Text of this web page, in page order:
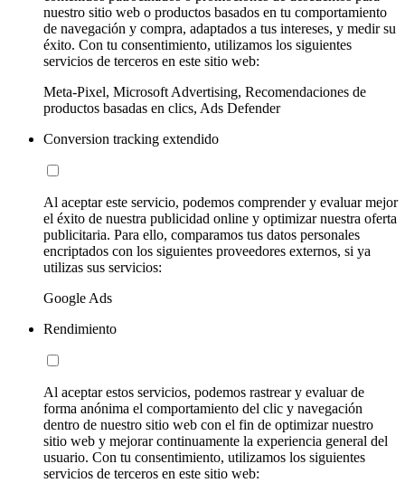
nuestro sitio web o productos basados en tu comportamiento
de navegación y compra, adaptados a tus intereses, y medir su
éxito. Con tu consentimiento, utilizamos los siguientes
servicios de terceros en este sitio web:
Meta-Pixel, Microsoft Advertising, Recomendaciones de
productos basadas en clics, Ads Defender
Conversion tracking extendido
Al aceptar este servicio, podemos comprender y evaluar mejor
el éxito de nuestra publicidad online y optimizar nuestra oferta
publicitaria. Para ello, comparamos tus datos personales
encriptados con los siguientes proveedores externos, si ya
utilizas sus servicios:
Google Ads
Rendimiento
Al aceptar estos servicios, podemos rastrear y evaluar de
forma anónima el comportamiento del clic y navegación
dentro de nuestro sitio web con el fin de optimizar nuestro
sitio web y mejorar continuamente la experiencia general del
usuario. Con tu consentimiento, utilizamos los siguientes
servicios de terceros en este sitio web: